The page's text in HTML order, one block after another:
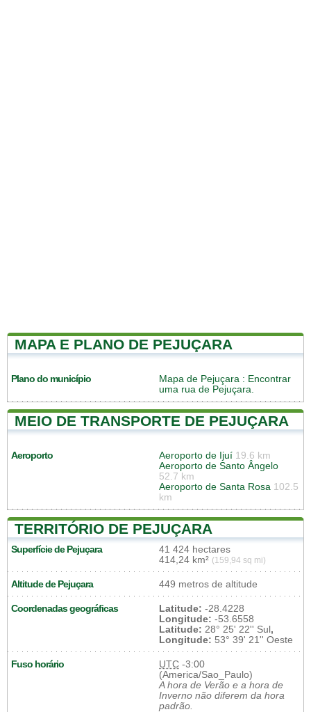
MAPA E PLANO DE PEJUÇARA
Plano do município Mapa de Pejuçara : Encontrar
uma rua de Pejuçara.
MEIO DE TRANSPORTE DE PEJUÇARA
Aeroporto Aeroporto de Ijuí 19.6 km
Aeroporto de Santo Ângelo
52.7 km
Aeroporto de Santa Rosa 102.5
km
TERRITÓRIO DE PEJUÇARA
Superfície de Pejuçara
41 424 hectares
414,24 km² (159,94 sq mi)
Altitude de Pejuçara 449 metros de altitude
Coordenadas geográficas Latitude: -28.4228
Longitude: -53.6558
Latitude: 28° 25' 22'' Sul,
Longitude: 53° 39' 21'' Oeste
Fuso horário UTC -3:00
(America/Sao_Paulo)
A hora de Verão e a hora de
Inverno não diferem da hora
padrão.